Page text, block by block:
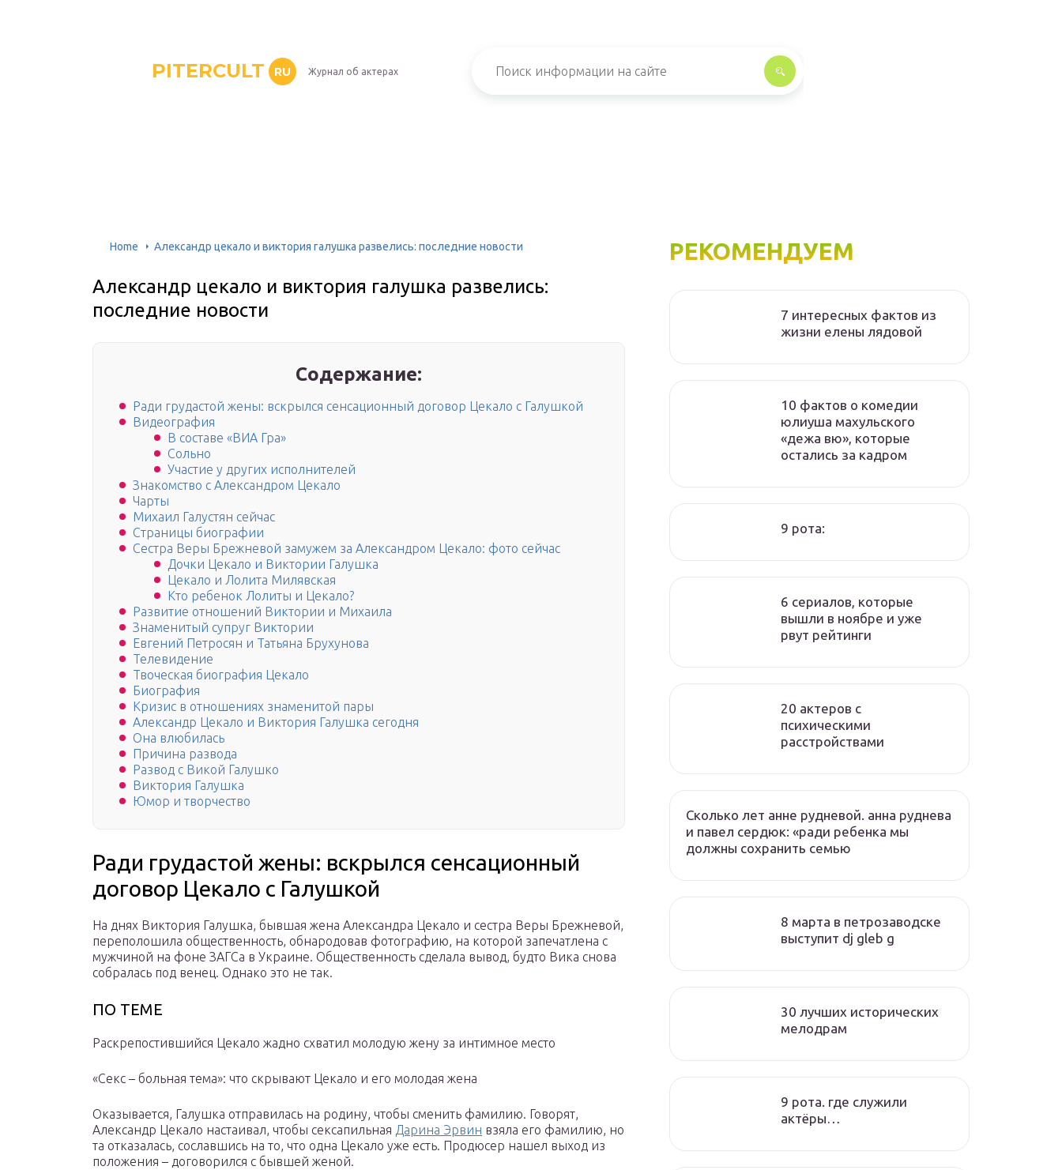
PITERCULT RU Журнал об актерах
Home Александр цекало и виктория галушка развелись: последние новости
Александр цекало и виктория галушка развелись:
последние новости
Содержание:
Ради грудастой жены: вскрылся сенсационный договор Цекало с Галушкой
Видеография
В составе «ВИА Гра»
Сольно
Участие у других исполнителей
Знакомство с Александром Цекало
Чарты
Михаил Галустян сейчас
Страницы биографии
Сестра Веры Брежневой замужем за Александром Цекало: фото сейчас
Дочки Цекало и Виктории Галушка
Цекало и Лолита Милявская
Кто ребенок Лолиты и Цекало?
Развитие отношений Виктории и Михаила
Знаменитый супруг Виктории
Евгений Петросян и Татьяна Брухунова
Телевидение
Твоческая биография Цекало
Биография
Кризис в отношениях знаменитой пары
Александр Цекало и Виктория Галушка сегодня
Она влюбилась
Причина развода
Развод с Викой Галушко
Виктория Галушка
Юмор и творчество
Ради грудастой жены: вскрылся сенсационный
договор Цекало с Галушкой
На днях Виктория Галушка, бывшая жена Александра Цекало и сестра Веры Брежневой,
переполошила общественность, обнародовав фотографию, на которой запечатлена с
мужчиной на фоне ЗАГСа в Украине. Общественность сделала вывод, будто Вика снова
собралась под венец. Однако это не так.
ПО ТЕМЕ
Раскрепостившийся Цекало жадно схватил молодую жену за интимное место
«Секс – больная тема»: что скрывают Цекало и его молодая жена
Оказывается, Галушка отправилась на родину, чтобы сменить фамилию. Говорят,
Александр Цекало настаивал, чтобы сексапильная Дарина Эрвин взяла его фамилию, но
та отказалась, сославшись на то, что одна Цекало уже есть. Продюсер нашел выход из
положения – договорился с бывшей женой.
РЕКОМЕНДУЕМ
7 интересных фактов из
жизни елены лядовой
10 фактов о комедии
юлиуша махульского
«дежа вю», которые
остались за кадром
9 рота:
6 сериалов, которые
вышли в ноябре и уже
рвут рейтинги
20 актеров с
психическими
расстройствами
Сколько лет анне рудневой. анна руднева
и павел сердюк: «ради ребенка мы
должны сохранить семью
8 марта в петрозаводске
выступит dj gleb g
30 лучших исторических
мелодрам
9 рота. где служили
актёры…